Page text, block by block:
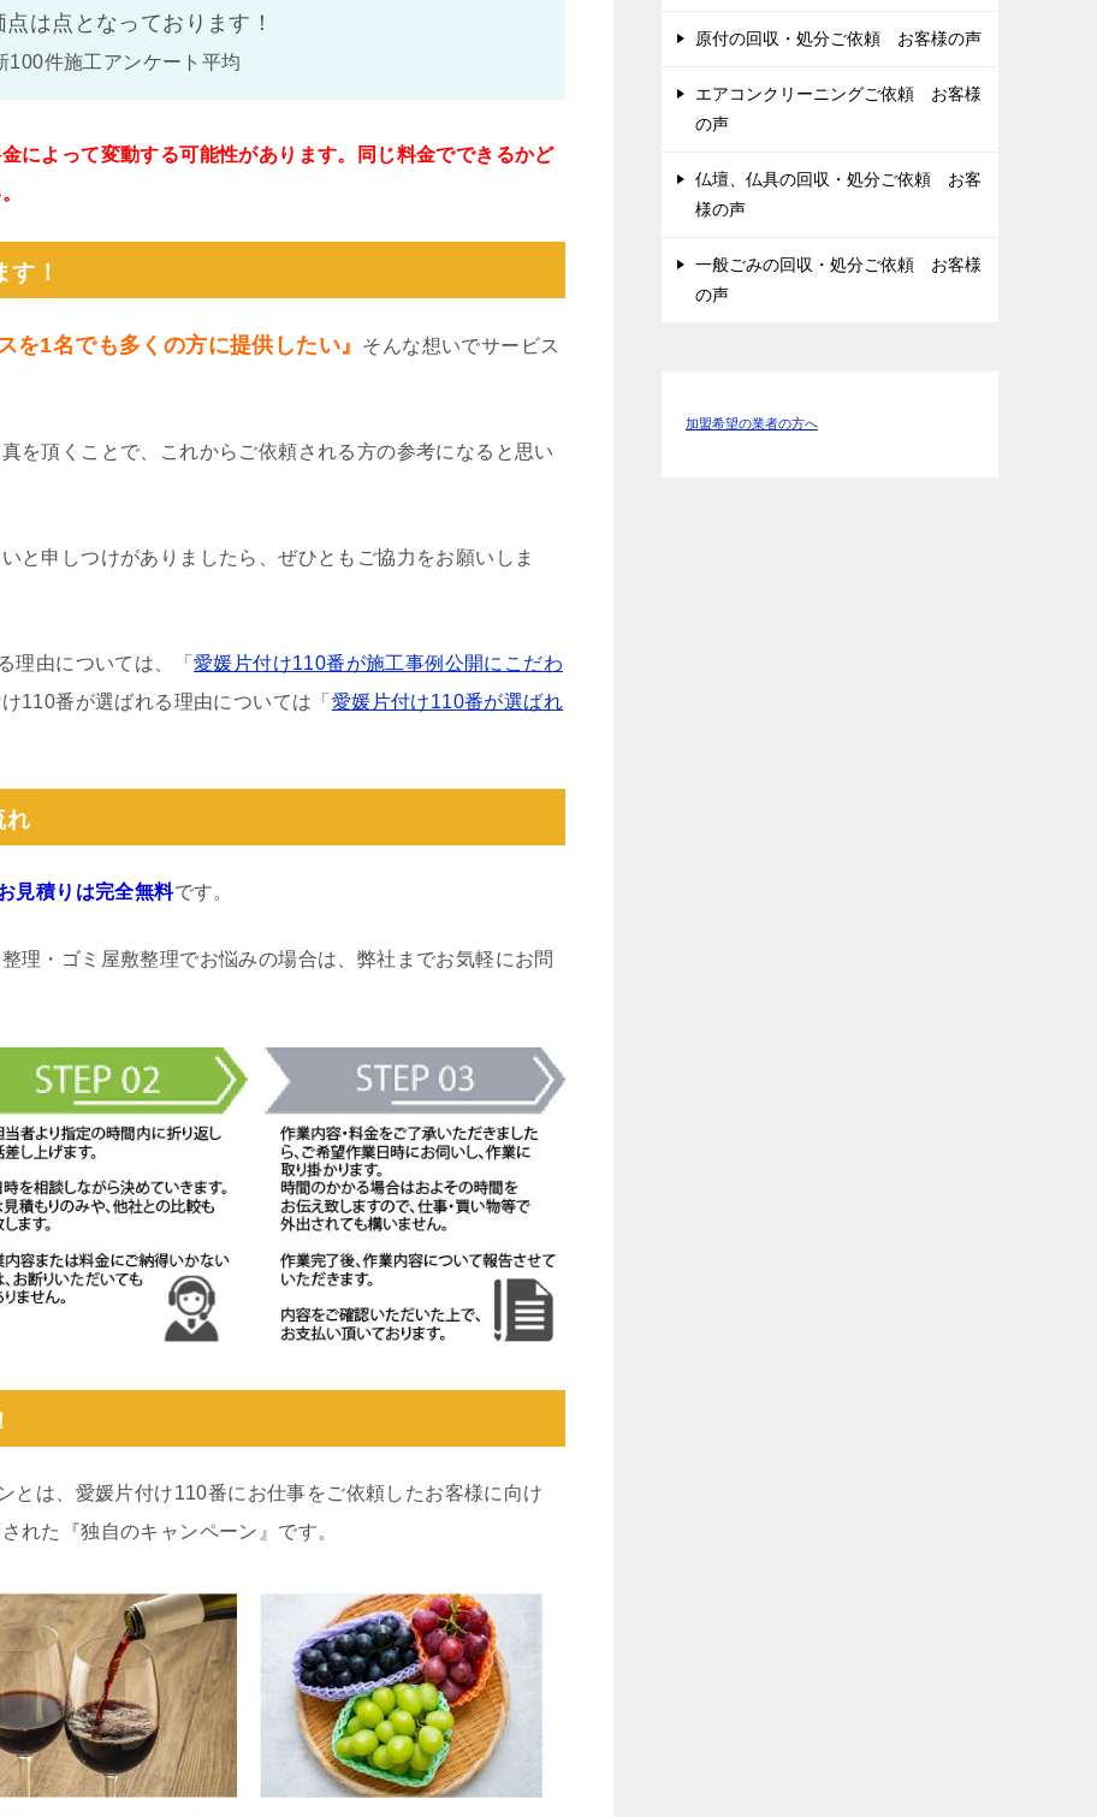
点は点となっております！
100件施工アンケート平均
によって変動する可能性があります。同じ料金でできるかど
！
を1名でも多くの方に提供したい』
そんな想いでサービス
を頂くことで、これからご依頼される方の参考になると思い
と申しつけがありましたら、ぜひともご協力をお願いしま
理由については、「 愛媛片付け110番が施工事例公開にこだわ
110番が選ばれる理由については「 愛媛片付け110番が選ばれ
れ
見積りは完全無料です。
理・ゴミ屋敷整理でお悩みの場合は、弊社までお気軽にお問
とは、愛媛片付け110番にお仕事をご依頼したお客様に向け
れた『独自のキャンペーン』です。
原付の回収・処分ご依頼 お客様の声
エアコンクリーニングご依頼 お客様
の声
仏壇、仏具の回収・処分ご依頼 お客
様の声
一般ごみの回収・処分ご依頼 お客様
の声
加盟希望の業者の方へ